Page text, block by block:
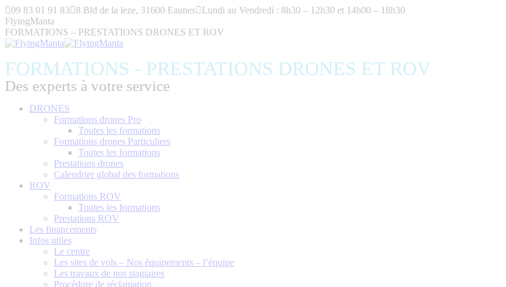
Aller
au
contenu
09 83 01 91 83 8 Bld de la leze, 31600 Eaunes
Lundi au Vendredi : 8h30 – 12h30 et 14h00 – 18h30
FlyingManta
FORMATIONS – PRESTATIONS DRONES ET ROV
FORMATIONS - PRESTATIONS DRONES ET ROV
Des experts à votre service
DRONES
Formations drones Pro
Toutes les formations
Formations drones Particuliers
Toutes les formations
Prestations drones
Calendrier global des formations
ROV
Formations ROV
Toutes les formations
Prestations ROV
Les financements
Infos utiles
Le centre
Les sites de vols – Nos équipements – l’équipe
Les travaux de nos stagiaires
Procédure de réclamation